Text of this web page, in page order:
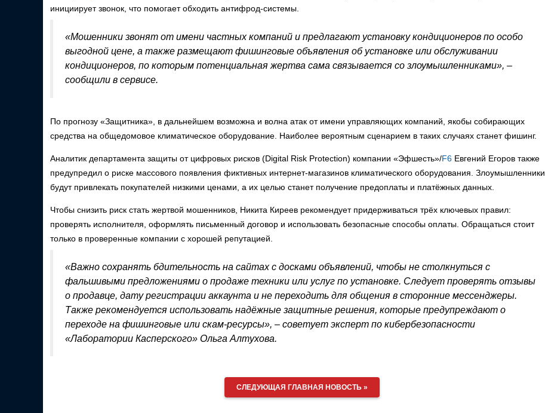
инициирует звонок, что помогает обходить антифрод-системы.
«Мошенники звонят от имени частных компаний и предлагают установку кондиционеров по особо
выгодной цене, а также размещают фишинговые объявления об установке или обслуживании
кондиционеров, по которым потенциальная жертва сама связывается со злоумышленниками», –
сообщили в сервисе.
По прогнозу «Защитника», в дальнейшем возможна и волна атак от имени управляющих компаний, якобы собирающих
средства на общедомовое климатическое оборудование. Наиболее вероятным сценарием в таких случаях станет фишинг.
Аналитик департамента защиты от цифровых рисков (Digital Risk Protection) компании «Эфшесть»/F6 Евгений Егоров также
предупредил о риске массового появления фиктивных интернет-магазинов климатического оборудования. Злоумышленники
будут привлекать покупателей низкими ценами, а их целью станет получение предоплаты и платёжных данных.
Чтобы снизить риск стать жертвой мошенников, Никита Киреев рекомендует придерживаться трёх ключевых правил:
проверять исполнителя, оформлять письменный договор и использовать безопасные способы оплаты. Обращаться стоит
только в проверенные компании с хорошей репутацией.
«Важно сохранять бдительность на сайтах с досками объявлений, чтобы не столкнуться с
фальшивыми предложениями о продаже техники или услуг по установке. Следует проверять отзывы
о продавце, дату регистрации аккаунта и не переходить для общения в сторонние мессенджеры.
Также рекомендуется использовать надёжные защитные решения, которые предупреждают о
переходе на фишинговые или скам-ресурсы», – советует эксперт по кибербезопасности
«Лаборатории Касперского» Ольга Алтухова.
СЛЕДУЮЩАЯ ГЛАВНАЯ НОВОСТЬ »